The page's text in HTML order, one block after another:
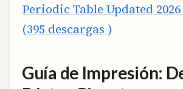
Periodic Table Updated
(395 descargas )
Guía de Impresión: